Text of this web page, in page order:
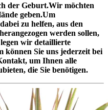
der Geburt.Wir möchten
geben.Um
zu helfen, aus den
werden sollen,
wir detaillierte
können Sie uns jederzeit bei
um Ihnen alle
die Sie benötigen.